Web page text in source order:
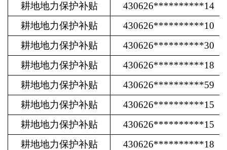
耕地地力保护补贴
430626**********14
耕地地力保护补贴
430626**********10
耕地地力保护补贴
430626**********30
耕地地力保护补贴
430626**********18
耕地地力保护补贴
430626**********59
耕地地力保护补贴
430626**********15
耕地地力保护补贴
430626**********15
耕地地力保护补贴
430626**********18